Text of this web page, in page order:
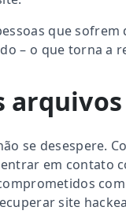
que
– o que torna a
se desespere.
em contato
site